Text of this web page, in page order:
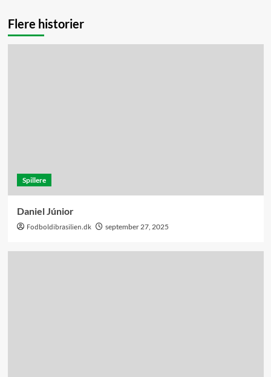
Flere historier
Spillere
Daniel Júnior
Fodboldibrasilien.dk september 27, 2025